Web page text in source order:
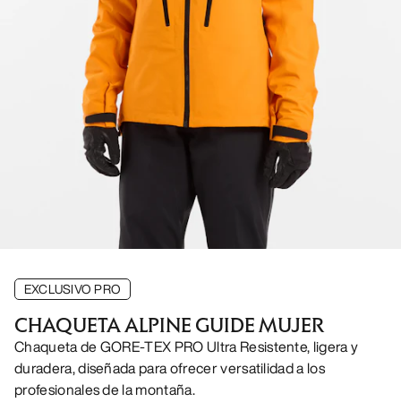
EXCLUSIVO PRO
CHAQUETA ALPINE GUIDE MUJER
Chaqueta de GORE-TEX PRO Ultra Resistente, ligera y
duradera, diseñada para ofrecer versatilidad a los
profesionales de la montaña.